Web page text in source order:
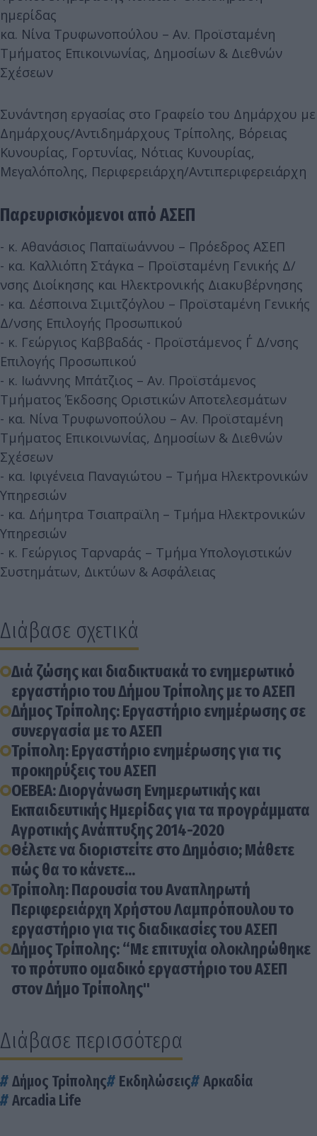
ημερίδας
κα. Νίνα Τρυφωνοπούλου – Αν. Προϊσταμένη
Τμήματος Επικοινωνίας, Δημοσίων & Διεθνών
Σχέσεων
Συνάντηση εργασίας στο Γραφείο του Δημάρχου με
Δημάρχους/Αντιδημάρχους Τρίπολης, Βόρειας
Κυνουρίας, Γορτυνίας, Νότιας Κυνουρίας,
Μεγαλόπολης, Περιφερειάρχη/Αντιπεριφερειάρχη
Παρευρισκόμενοι από ΑΣΕΠ
- κ. Αθανάσιος Παπαϊωάννου – Πρόεδρος ΑΣΕΠ
- κα. Καλλιόπη Στάγκα – Προϊσταμένη Γενικής Δ/
νσης Διοίκησης και Ηλεκτρονικής Διακυβέρνησης
- κα. Δέσποινα Σιμιτζόγλου – Προϊσταμένη Γενικής
Δ/νσης Επιλογής Προσωπικού
- κ. Γεώργιος Καββαδάς - Προϊστάμενος Γ΄ Δ/νσης
Επιλογής Προσωπικού
- κ. Ιωάννης Μπάτζιος – Αν. Προϊστάμενος
Τμήματος Έκδοσης Οριστικών Αποτελεσμάτων
- κα. Νίνα Τρυφωνοπούλου – Αν. Προϊσταμένη
Τμήματος Επικοινωνίας, Δημοσίων & Διεθνών
Σχέσεων
- κα. Ιφιγένεια Παναγιώτου – Τμήμα Ηλεκτρονικών
Υπηρεσιών
- κα. Δήμητρα Τσιαπραϊλη – Τμήμα Ηλεκτρονικών
Υπηρεσιών
- κ. Γεώργιος Ταρναράς – Τμήμα Υπολογιστικών
Συστημάτων, Δικτύων & Ασφάλειας
Διάβασε σχετικά
Διά ζώσης και διαδικτυακά το ενημερωτικό
εργαστήριο του Δήμου Τρίπολης με το ΑΣΕΠ
Δήμος Τρίπολης: Εργαστήριο ενημέρωσης σε
συνεργασία με το ΑΣΕΠ
Τρίπολη: Εργαστήριο ενημέρωσης για τις
προκηρύξεις του ΑΣΕΠ
ΟΕΒΕΑ: Διοργάνωση Ενημερωτικής και
Εκπαιδευτικής Ημερίδας για τα προγράμματα
Αγροτικής Ανάπτυξης 2014-2020
Θέλετε να διοριστείτε στο Δημόσιο; Μάθετε
πώς θα το κάνετε...
Τρίπολη: Παρουσία του Αναπληρωτή
Περιφερειάρχη Χρήστου Λαμπρόπουλου το
εργαστήριο για τις διαδικασίες του ΑΣΕΠ
Δήμος Τρίπολης: “Με επιτυχία ολοκληρώθηκε
το πρότυπο ομαδικό εργαστήριο του ΑΣΕΠ
στον Δήμο Τρίπολης"
Διάβασε περισσότερα
Δήμος Τρίπολης Εκδηλώσεις
Αρκαδία
Arcadia Life